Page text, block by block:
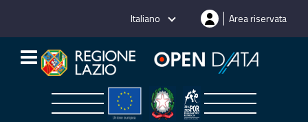
Italiano Area riservata